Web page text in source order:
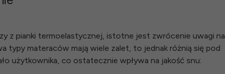
z pianki termoelastycznej, istotne jest zwrócenie uwagi na
typy materaców mają wiele zalet, to jednak różnią się pod
użytkownika, co ostatecznie wpływa na jakość snu: